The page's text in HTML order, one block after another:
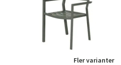
Fler varianter